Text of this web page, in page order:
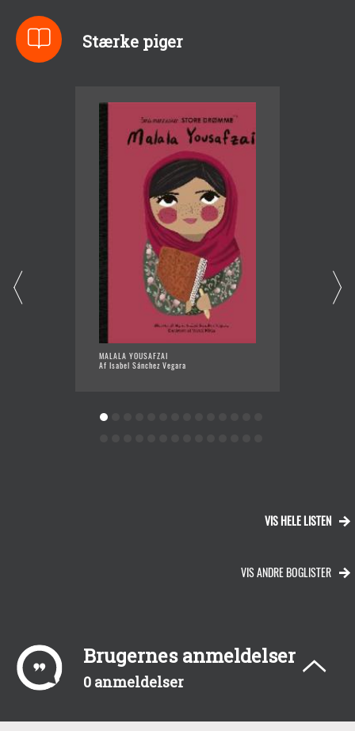
Stærke piger
MALALA YOUSAFZAI
Af Isabel Sánchez Vegara
VIS HELE LISTEN
VIS ANDRE BOGLISTER
Brugernes anmeldelser
0 anmeldelser